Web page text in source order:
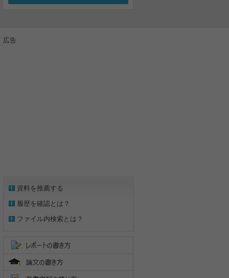
広告
資料を推薦する
履歴を確認とは？
ファイル内検索とは？